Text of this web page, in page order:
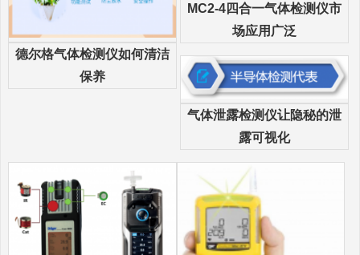
德尔格气体检测仪如何清洁
保养
MC2-4四合一气体检测仪市
场应用广泛
气体泄露检测仪让隐秘的泄
露可视化